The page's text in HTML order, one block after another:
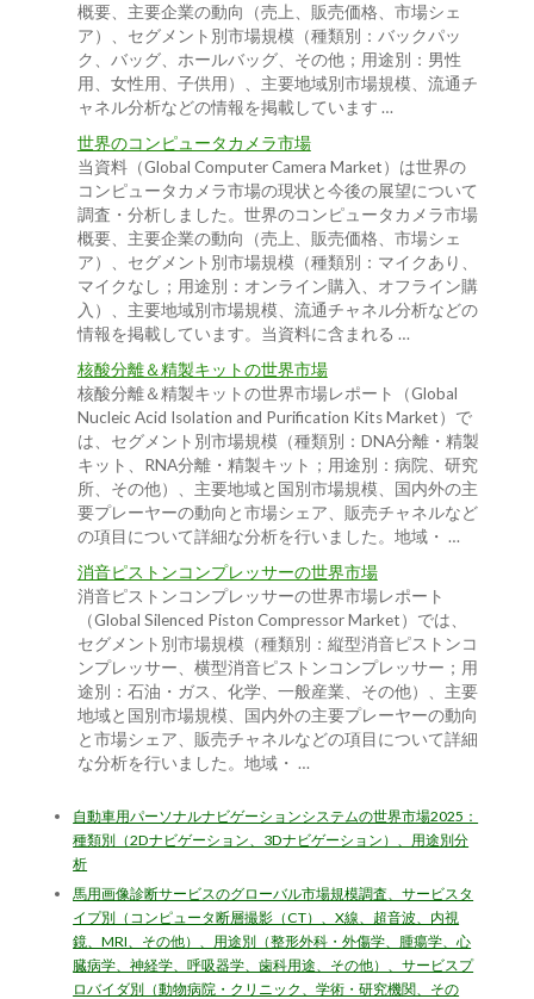
概要、主要企業の動向（売上、販売価格、市場シェ
ア）、セグメント別市場規模（種類別：バックパッ
ク、バッグ、ホールバッグ、その他；用途別：男性
用、女性用、子供用）、主要地域別市場規模、流通チ
ャネル分析などの情報を掲載しています …
世界のコンピュータカメラ市場
当資料（Global Computer Camera Market）は世界の
コンピュータカメラ市場の現状と今後の展望について
調査・分析しました。世界のコンピュータカメラ市場
概要、主要企業の動向（売上、販売価格、市場シェ
ア）、セグメント別市場規模（種類別：マイクあり、
マイクなし；用途別：オンライン購入、オフライン購
入）、主要地域別市場規模、流通チャネル分析などの
情報を掲載しています。当資料に含まれる …
核酸分離＆精製キットの世界市場
核酸分離＆精製キットの世界市場レポート（Global
Nucleic Acid Isolation and Purification Kits Market）で
は、セグメント別市場規模（種類別：DNA分離・精製
キット、RNA分離・精製キット；用途別：病院、研究
所、その他）、主要地域と国別市場規模、国内外の主
要プレーヤーの動向と市場シェア、販売チャネルなど
の項目について詳細な分析を行いました。地域・ …
消音ピストンコンプレッサーの世界市場
消音ピストンコンプレッサーの世界市場レポート
（Global Silenced Piston Compressor Market）では、
セグメント別市場規模（種類別：縦型消音ピストンコ
ンプレッサー、横型消音ピストンコンプレッサー；用
途別：石油・ガス、化学、一般産業、その他）、主要
地域と国別市場規模、国内外の主要プレーヤーの動向
と市場シェア、販売チャネルなどの項目について詳細
な分析を行いました。地域・ …
自動車用パーソナルナビゲーションシステムの世界市場2025：
種類別（2Dナビゲーション、3Dナビゲーション）、用途別分
析
馬用画像診断サービスのグローバル市場規模調査、サービスタ
イプ別（コンピュータ断層撮影（CT）、X線、超音波、内視
鏡、MRI、その他）、用途別（整形外科・外傷学、腫瘍学、心
臓病学、神経学、呼吸器学、歯科用途、その他）、サービスプ
ロバイダ別（動物病院・クリニック、学術・研究機関、その